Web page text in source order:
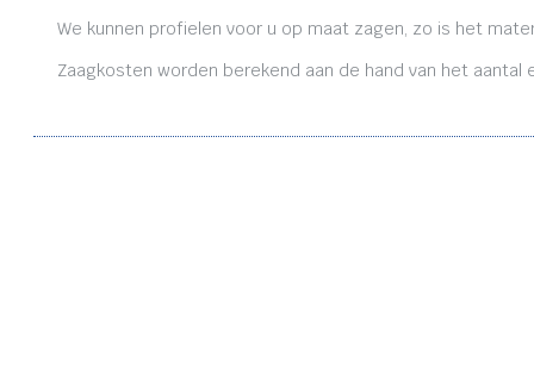
We kunnen profielen voor u op maat zagen, zo is het
Zaagkosten worden berekend aan de hand van het